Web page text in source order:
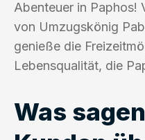
Abenteuer in Paphos!
von Umzugskönig
genieße die
Lebensqualität, die
Was